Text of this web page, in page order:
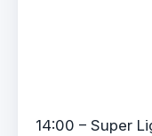
14:00 – Super